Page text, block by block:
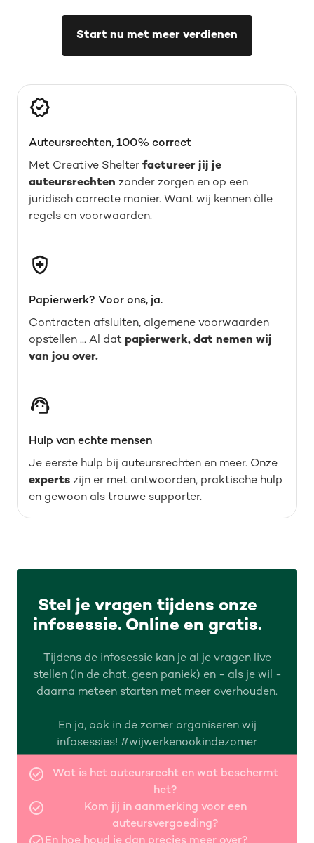
Start nu met meer verdienen
Auteursrechten, 100% correct
Met Creative Shelter factureer jij je
auteursrechten zonder zorgen en op een
juridisch correcte manier. Want wij kennen àlle
regels en voorwaarden.
Papierwerk? Voor ons, ja.
Contracten afsluiten, algemene voorwaarden
opstellen ... Al dat papierwerk, dat nemen wij
van jou over.
Hulp van echte mensen
Je eerste hulp bij auteursrechten en meer. Onze
experts zijn er met antwoorden, praktische hulp
en gewoon als trouwe supporter.
Stel je vragen tijdens onze
infosessie. Online en gratis.
Tijdens de infosessie kan je al je vragen live
stellen (in de chat, geen paniek) en - als je wil -
daarna meteen starten met meer overhouden.
En ja, ook in de zomer organiseren wij
infosessies! #wijwerkenookindezomer
Wat is het auteursrecht en wat beschermt
het?
Kom jij in aanmerking voor een
auteursvergoeding?